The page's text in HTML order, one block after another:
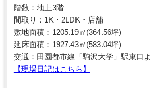
階数：地上3階
間取り：1K・2LDK・店舗
敷地面積：1205.19㎡(364.56坪)
延床面積：1927.43㎡(583.04坪)
交通：田園都市線「駒沢大学」駅東口
【現場日記はこちら】